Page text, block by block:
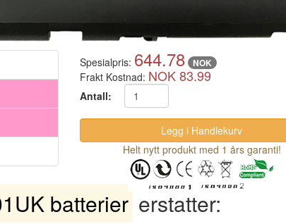
Spesialpris: 644.78 NOK
Frakt Kostnad: NOK 83.99
Antall:
Helt nytt produkt med 1 års garanti!
batterier erstatter: